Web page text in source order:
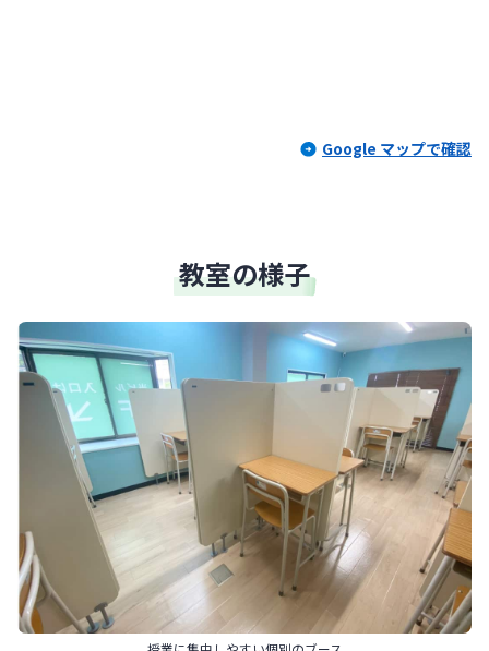
Google マップで確認
教室の様子